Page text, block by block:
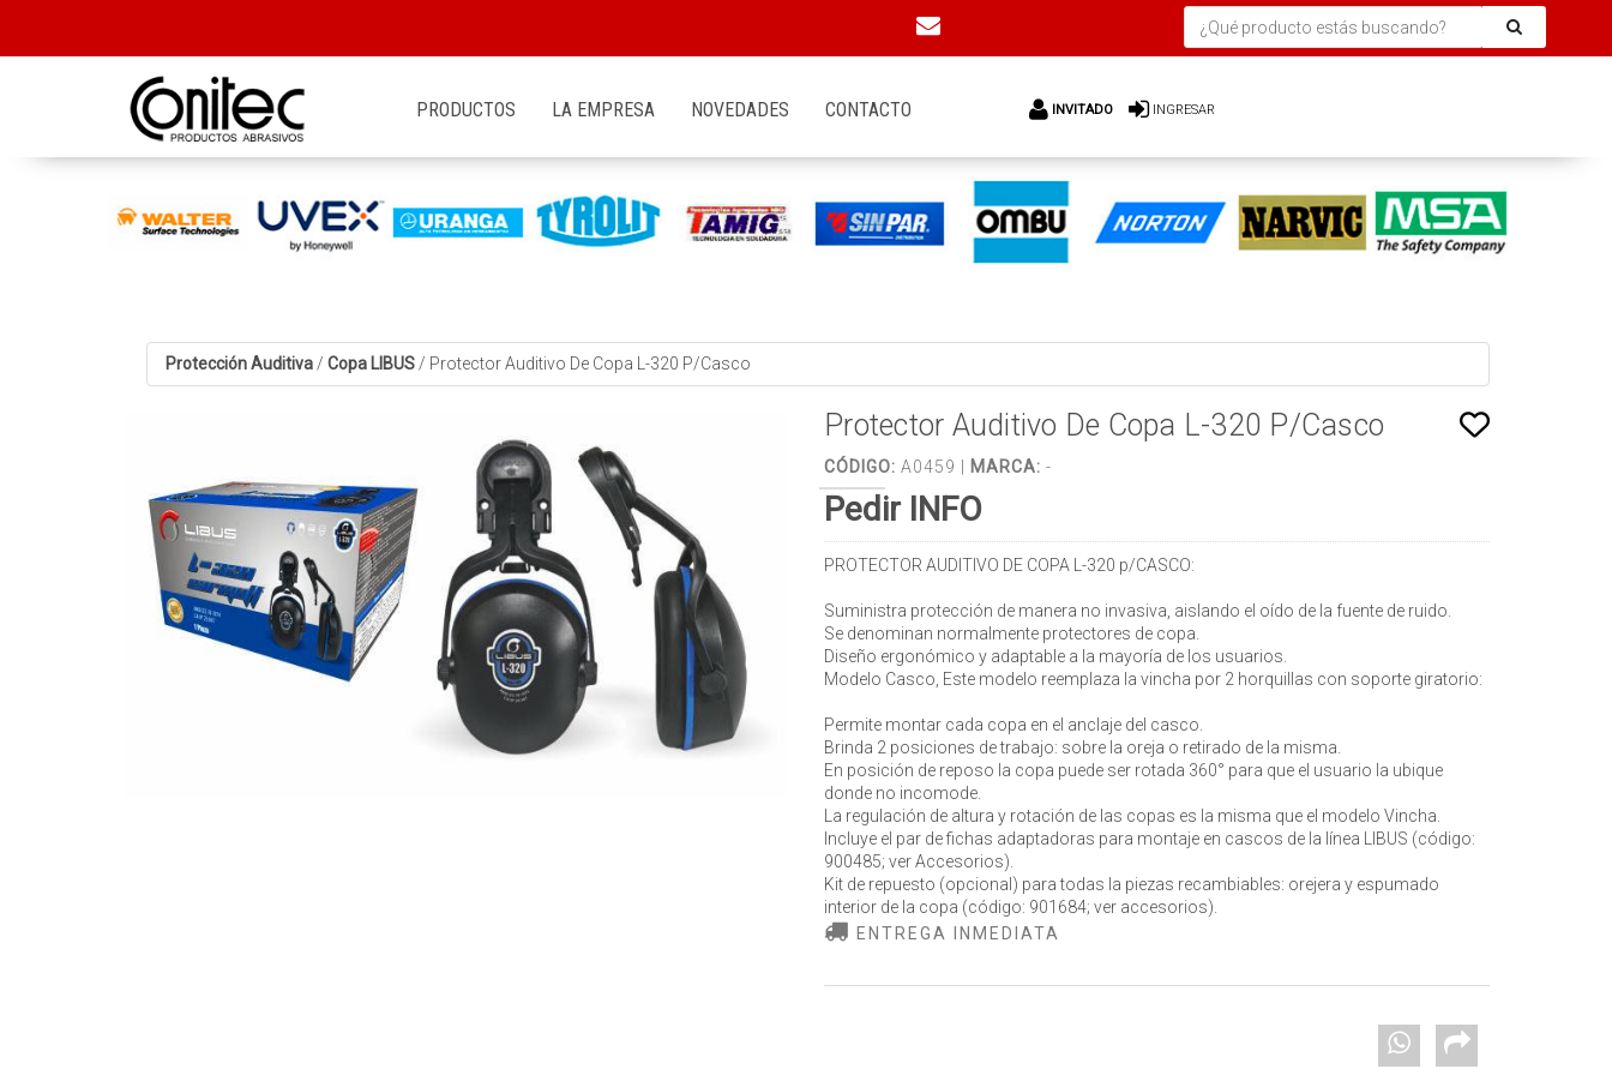
INVITADO INGRESAR
PRODUCTOS LA EMPRESA NOVEDADES CONTACTO
Protección Auditiva / Copa LIBUS / Protector Auditivo De Copa L-320 P/Casco
Protector Auditivo De Copa L-320 P/Casco
CÓDIGO: A0459 | MARCA: -
Pedir INFO
PROTECTOR AUDITIVO DE COPA L-320 p/CASCO:
Suministra protección de manera no invasiva, aislando el oído de la fuente de ruido.
Se denominan normalmente protectores de copa.
Diseño ergonómico y adaptable a la mayoría de los usuarios.
Modelo Casco, Este modelo reemplaza la vincha por 2 horquillas con soporte giratorio:
Permite montar cada copa en el anclaje del casco.
Brinda 2 posiciones de trabajo: sobre la oreja o retirado de la misma.
En posición de reposo la copa puede ser rotada 360° para que el usuario la ubique
donde no incomode.
La regulación de altura y rotación de las copas es la misma que el modelo Vincha.
Incluye el par de fichas adaptadoras para montaje en cascos de la línea LIBUS (código:
900485; ver Accesorios).
Kit de repuesto (opcional) para todas la piezas recambiables: orejera y espumado
interior de la copa (código: 901684; ver accesorios).
ENTREGA INMEDIATA